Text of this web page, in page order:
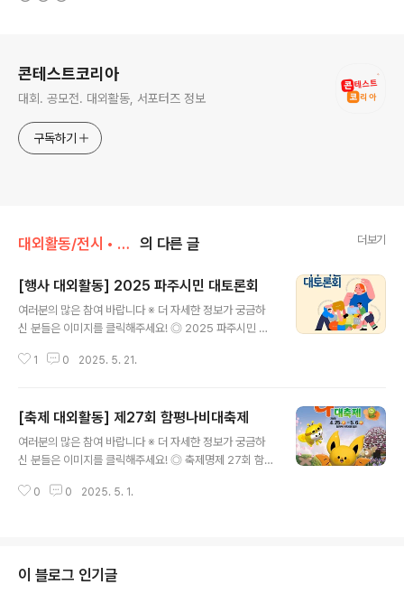
콘테스트코리아
대회. 공모전. 대외활동, 서포터즈 정보
구독하기
대외활동/전시 • 박람 • 행사 • 축제 의 다른 글 더보기
[행사 대외활동] 2025 파주시민 대토론회
여러분의 많은 참여 바랍니다 ※ 더 자세한 정보가 궁금하
신 분들은 이미지를 클릭해주세요! ◎ 2025 파주시민 대
정), 파주시민회관 대공연장 ◎ 모집기간2025.4.22.(화)
화) 031-940-4052 (이메일) sso0808@korea.kr
◎ 담당자 TIP"2025 파주시민 대토론회" 300명 참가자
모집!100만 자족도시, 당신의 파주 이야기를 들려주세요.
해 드렸습니다. ※ 내용이 더 궁금하시다면, 참가신청 알아
1 0 2025. 5. 21.
[축제 대외활동] 제27회 함평나비대축제
여러분의 많은 참여 바랍니다 ※ 더 자세한 정보가 궁금하
신 분들은 이미지를 클릭해주세요! ◎ 축제명제 27회 함평
25. 4. 25.(금) ~ 5. 6.(화) / 12일간 ◎ 장 소함평엑스포
최/주관함평군/(재)함평축제관광재단 ◎ 후 원문화체육관
광부, 농림축산식품부, 환경부, 전라남도, 한국곤충학회,
0 0 2025. 5. 1.
이 블로그 인기글